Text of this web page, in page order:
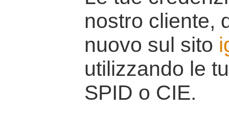
nostro cliente,
nuovo sul sito
utilizzando le
SPID o CIE.